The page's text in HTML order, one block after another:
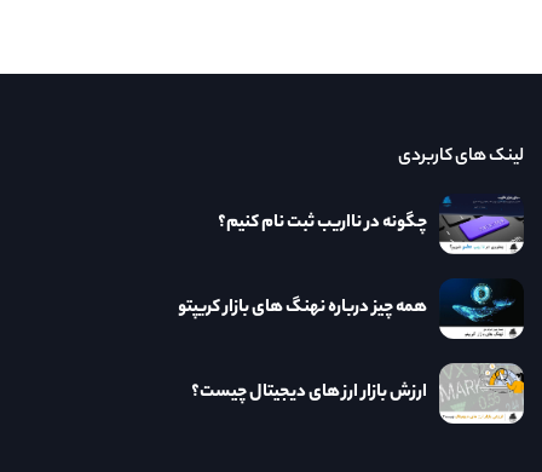
لینک های کاربردی
چگونه در نااریب ثبت نام کنیم؟
همه چیز درباره نهنگ های بازار کریپتو
ارزش بازار ارز های دیجیتال چیست؟